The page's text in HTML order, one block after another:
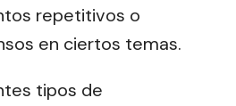
repetitivos o
en ciertos temas.
tipos de